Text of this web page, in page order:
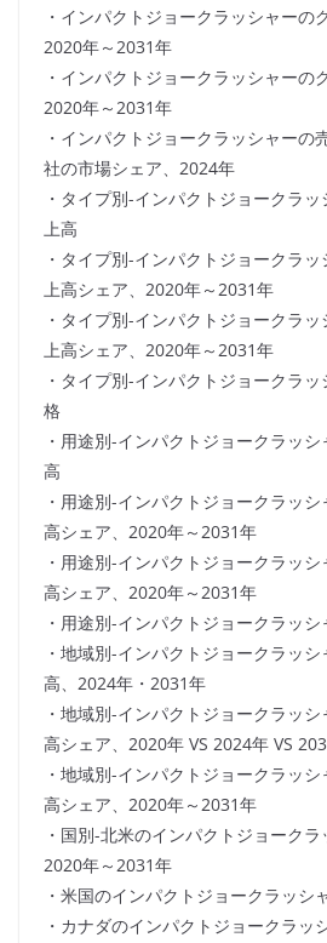
・インパクトジョークラッシャーの
2020年～2031年
・インパクトジョークラッシャーの
2020年～2031年
・インパクトジョークラッシャーの
社の市場シェア、2024年
・タイプ別-インパクトジョークラ
上高
・タイプ別-インパクトジョークラ
上高シェア、2020年～2031年
・タイプ別-インパクトジョークラ
上高シェア、2020年～2031年
・タイプ別-インパクトジョークラ
格
・用途別-インパクトジョークラッ
高
・用途別-インパクトジョークラッ
高シェア、2020年～2031年
・用途別-インパクトジョークラッ
高シェア、2020年～2031年
・用途別-インパクトジョークラッ
・地域別-インパクトジョークラッ
高、2024年・2031年
・地域別-インパクトジョークラッ
高シェア、2020年 VS 2024年 VS
・地域別-インパクトジョークラッ
高シェア、2020年～2031年
・国別-北米のインパクトジョークラ
2020年～2031年
・米国のインパクトジョークラッシ
・カナダのインパクトジョークラッ